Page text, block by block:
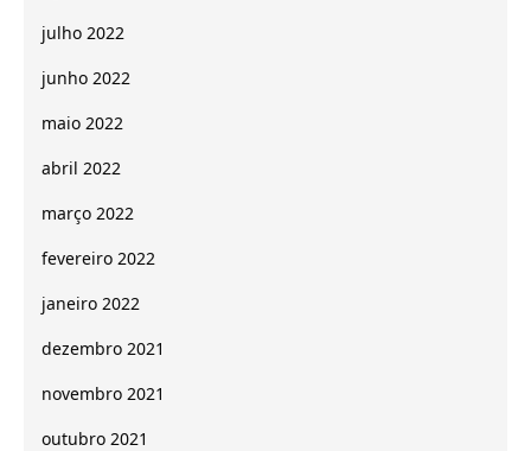
julho 2022
junho 2022
maio 2022
abril 2022
março 2022
fevereiro 2022
janeiro 2022
dezembro 2021
novembro 2021
outubro 2021